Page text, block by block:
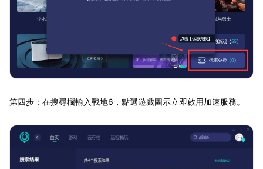
第四步：在搜尋欄輸入戰地6，點選遊戲圖示立即啟用加速服務。